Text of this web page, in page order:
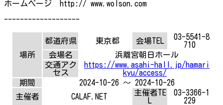
ホームページ http:// www.wolson.com
-------------------
場所
都道府県 東京都 会場TEL
03-5541-8
710
会場名
浜離宮朝日ホール
交通アク
セス
https://www.asahi-hall.jp/hamari
kyu/access/
期間
2024-10-26 ～ 2024-10-26
主催者
CALAF.NET
主催者TE
03-3366-1
229